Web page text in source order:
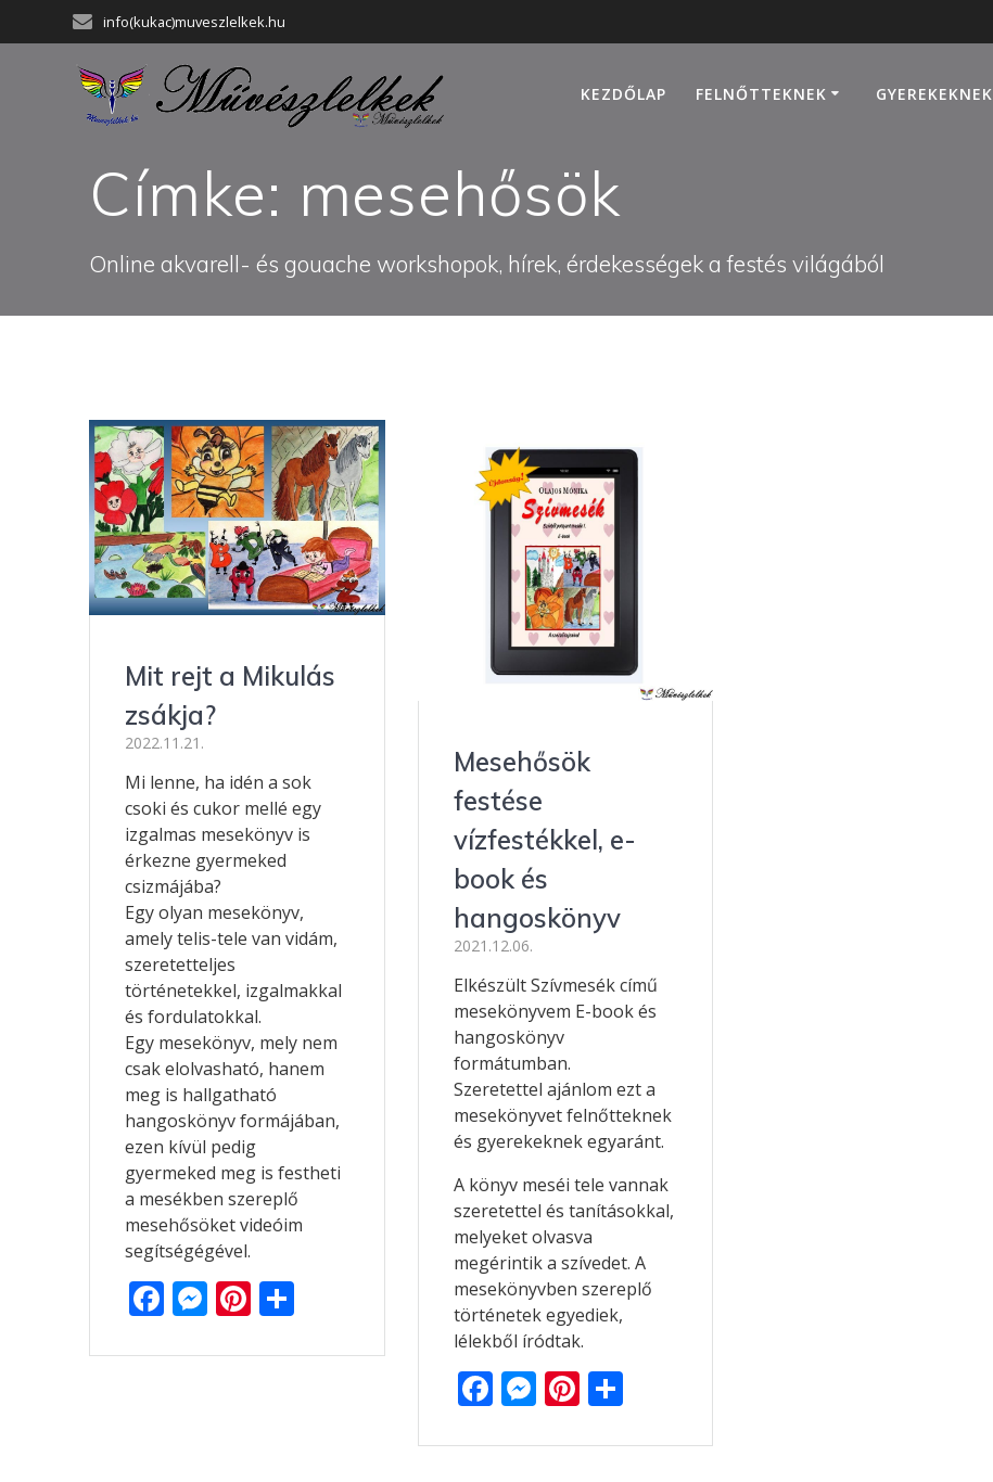
to
info(kukac)muveszlelkek.hu
KEZDŐLAP FELNŐTTEKNEK GYEREKEKNEK
Címke: mesehősök
Online akvarell- és gouache workshopok, hírek, érdekességek a festés világából
Mit rejt a Mikulás
zsákja?
2022.11.21.
Mi lenne, ha idén a sok
csoki és cukor mellé egy
izgalmas mesekönyv is
érkezne gyermeked
csizmájába?
Egy olyan mesekönyv,
amely telis-tele van vidám,
szeretetteljes
történetekkel, izgalmakkal
és fordulatokkal.
Egy mesekönyv, mely nem
csak elolvasható, hanem
meg is hallgatható
hangoskönyv formájában,
ezen kívül pedig
gyermeked meg is festheti
a mesékben szereplő
mesehősöket videóim
segítségégével.
F
e
M
ss
Pi
er za
Mesehősök
festése
vízfestékkel, e-
book és
hangoskönyv
2021.12.06.
Elkészült Szívmesék című
mesekönyvem E-book és
hangoskönyv
formátumban.
Szeretettel ajánlom ezt a
mesekönyvet felnőtteknek
és gyerekeknek egyaránt.
A könyv meséi tele vannak
szeretettel és tanításokkal,
melyeket olvasva
megérintik a szívedet. A
mesekönyvben szereplő
történetek egyediek,
lélekből íródtak.
F
e
M
ss
Pi
er
O
za